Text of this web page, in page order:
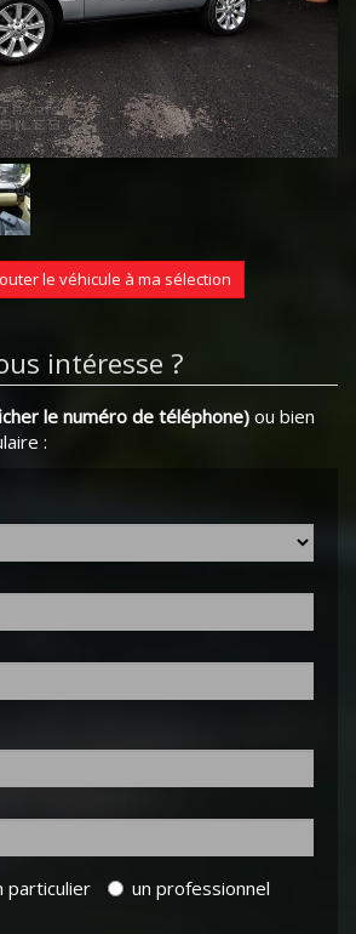
le véhicule à ma sélection
intéresse ?
le numéro de téléphone) ou bien
:
particulier
un professionnel